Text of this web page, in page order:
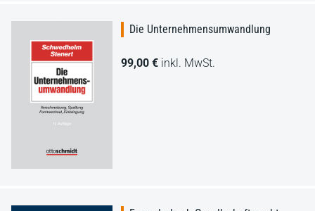
Die Unternehmensumwandlung
99,00 € inkl. MwSt.